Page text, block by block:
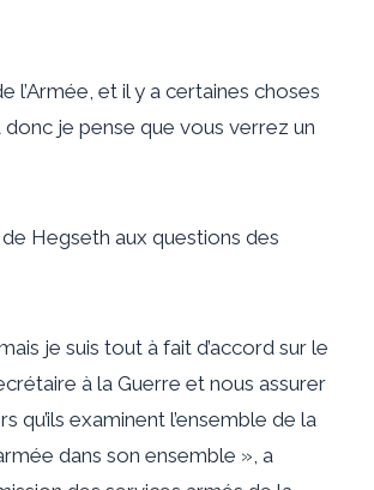
l’Armée, et il y a certaines choses
je pense que vous verrez un
Hegseth aux questions des
je suis tout à fait d’accord sur le
à la Guerre et nous assurer
examinent l’ensemble de la
dans son ensemble », a